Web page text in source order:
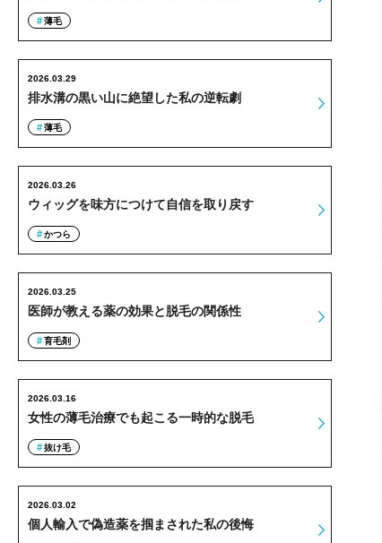
薄毛
排水溝の黒い山に絶望した私の逆転劇
2026.03.29
薄毛
ウィッグを味方につけて自信を取り戻す
2026.03.26
かつら
医師が教える薬の効果と脱毛の関係性
2026.03.25
育毛剤
女性の薄毛治療でも起こる一時的な脱毛
2026.03.16
抜け毛
個人輸入で偽造薬を掴まされた私の後悔
2026.03.02